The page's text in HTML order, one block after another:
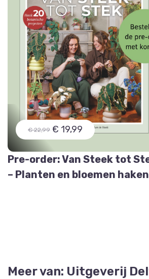
€ 22,99 € 19,99
Pre-order: Van Steek tot
– Planten en bloemen haken
Meer van: Uitgeverij